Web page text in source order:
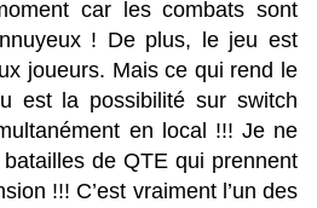
car les combats sont
! De plus, le jeu est
joueurs. Mais ce qui rend le
est la possibilité sur switch
en local !!! Je ne
de QTE qui prennent
!!! C’est vraiment l’un des